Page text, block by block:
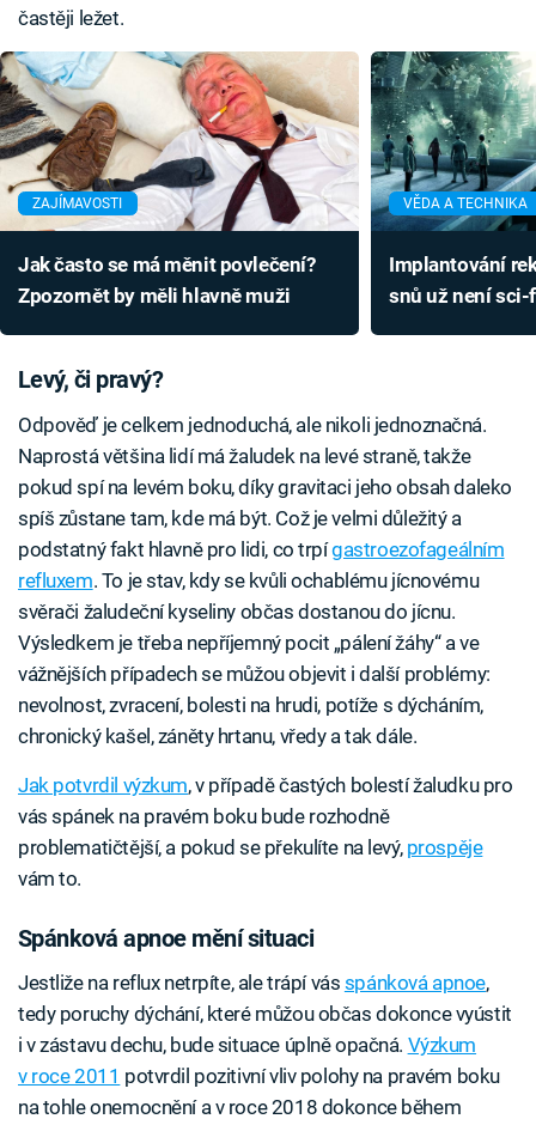
častěji ležet.
ZAJÍMAVOSTI
Jak často se má měnit povlečení?
Zpozornět by měli hlavně muži
VĚDA A TECHNIKA
Implantování
snů už není sci-
Levý, či pravý?
Odpověď je celkem jednoduchá, ale nikoli jednoznačná.
Naprostá většina lidí má žaludek na levé straně, takže
pokud spí na levém boku, díky gravitaci jeho obsah daleko
spíš zůstane tam, kde má být. Což je velmi důležitý a
podstatný fakt hlavně pro lidi, co trpígastroezofageálním
refluxem. To je stav, kdy se kvůli ochablému jícnovému
svěrači žaludeční kyseliny občas dostanou do jícnu.
Výsledkem je třeba nepříjemný pocit „pálení žáhy“ a ve
vážnějších případech se můžou objevit i další problémy:
nevolnost, zvracení, bolesti na hrudi, potíže s dýcháním,
chronický kašel, záněty hrtanu, vředy a tak dále.
Jak potvrdil výzkum, v případě častých bolestí žaludku pro
vás spánek na pravém boku bude rozhodně
problematičtější, a pokud se překulíte na levý, prospěje
vám to.
Spánková apnoe mění situaci
Jestliže na reflux netrpíte, ale trápí vás spánková apnoe,
tedy poruchy dýchání, které můžou občas dokonce vyústit
i v zástavu dechu, bude situace úplně opačná. Výzkum
v roce 2011 potvrdil pozitivní vliv polohy na pravém boku
na tohle onemocnění a v roce 2018 dokonce během